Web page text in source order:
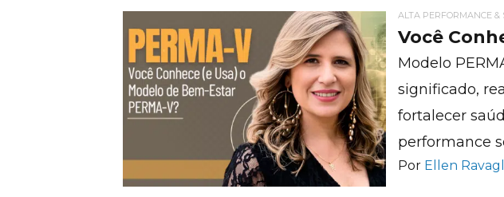
ALTA PERFORMANCE
Você
Modelo
significado,
fortalecer
performance
Por Ellen